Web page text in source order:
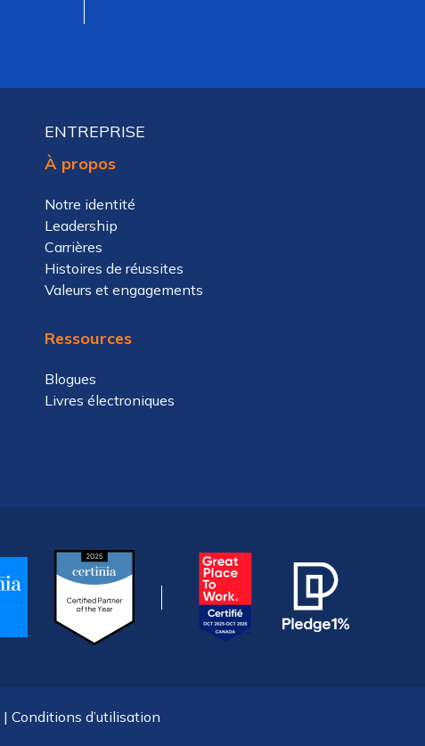
ENTREPRISE
À propos
Notre identité
Leadership
Carrières
Histoires de réussites
Valeurs et engagements
Ressources
Blogues
Livres électroniques
| Conditions d’utilisation